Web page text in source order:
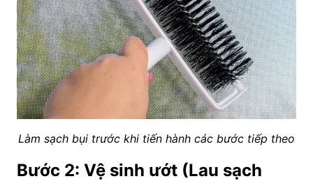
Làm sạch bụi trước khi tiến hành các bước tiếp theo
Bước 2: Vệ sinh ướt (Lau sạch